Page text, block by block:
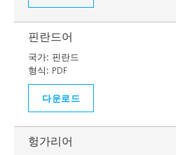
핀란드어
국가: 핀란드
형식: PDF
다운로드
헝가리어